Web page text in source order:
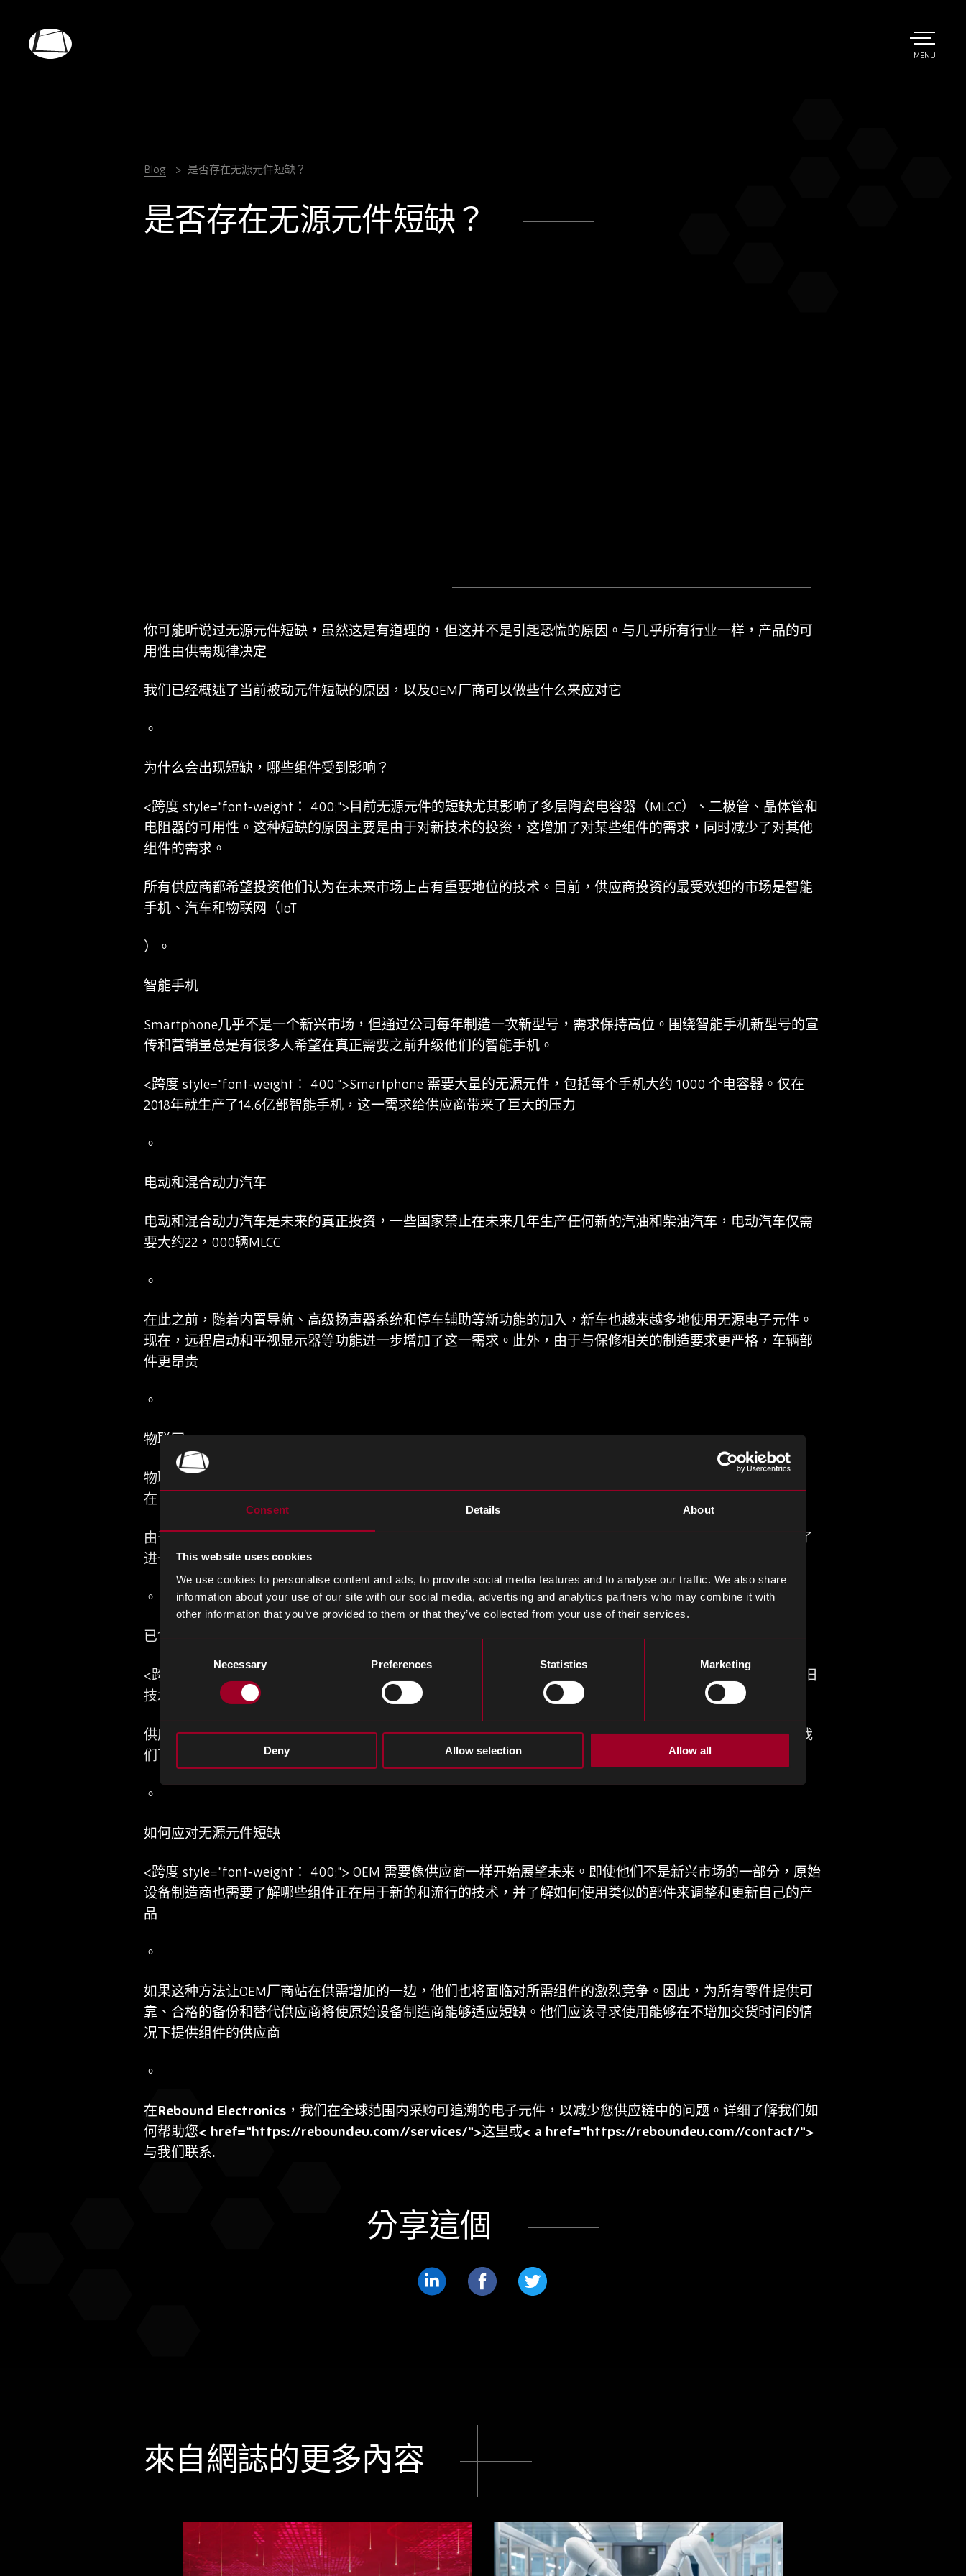
Consent Details About
This website uses cookies
We use cookies to personalise content and ads, to provide social media features and to analyse our traffic. We also share
information about your use of our site with our social media, advertising and analytics partners who may combine it with
other information that you’ve provided to them or that they’ve collected from your use of their services.
Necessary Preferences Statistics Marketing
Deny Allow selection Allow all
main
TOGGLE
MENU
Blog 是否存在无源元件短缺？
是否存在无源元件短缺？
你可能听说过无源元件短缺，虽然这是有道理的，但这并不是引起恐慌的原因。与几乎所有行业一样，产品的可
用性由供需规律决定
我们已经概述了当前被动元件短缺的原因，以及OEM厂商可以做些什么来应对它
。
为什么会出现短缺，哪些组件受到影响？
<跨度 style="font-weight： 400;">目前无源元件的短缺尤其影响了多层陶瓷电容器（MLCC）、二极管、晶体管和
电阻器的可用性。这种短缺的原因主要是由于对新技术的投资，这增加了对某些组件的需求，同时减少了对其他
组件的需求。
所有供应商都希望投资他们认为在未来市场上占有重要地位的技术。目前，供应商投资的最受欢迎的市场是智能
手机、汽车和物联网（IoT
）。
智能手机
Smartphone几乎不是一个新兴市场，但通过公司每年制造一次新型号，需求保持高位。围绕智能手机新型号的宣
传和营销量总是有很多人希望在真正需要之前升级他们的智能手机。
<跨度 style="font-weight： 400;">Smartphone 需要大量的无源元件，包括每个手机大约 1000 个电容器。仅在
2018年就生产了14.6亿部智能手机，这一需求给供应商带来了巨大的压力
。
电动和混合动力汽车
电动和混合动力汽车是未来的真正投资，一些国家禁止在未来几年生产任何新的汽油和柴油汽车，电动汽车仅需
要大约22，000辆MLCC
。
在此之前，随着内置导航、高级扬声器系统和停车辅助等新功能的加入，新车也越来越多地使用无源电子元件。
现在，远程启动和平视显示器等功能进一步增加了这一需求。此外，由于与保修相关的制造要求更严格，车辆部
件更昂贵
。
物联网
物联网市场也在快速增长，因为人们梦想着”智能家居”，它不仅仅是制作购物清单和播放音乐的语音助手。现
在，设备连接可用于供暖系统，照明等，预计到2020年将有204亿台物联网设备在流通。
由于所有这些设备都使用大量的电子元件，OEM厂商希望将尽可能多的设备转换为物联网兼容，这给市场带来了
进一步的压力，导致无源元件的短缺
。
已售出的组件
<跨样式="字体权重：400;">在这些领域的投资导致需求超过供应的情况。对必要部件的产量增加和竞争加剧，旧
技术中使用的部件价格上涨和产量减少。
供应商只会生产出他们实际期望销售的这些过时组件的数量，并且不会有盈余。因此，为了跟上市场的步伐，我
们可能会看到更多的OEM升级他们的技术，以使用更多也在新兴市场使用的新组件
。
如何应对无源元件短缺
<跨度 style="font-weight： 400;"> OEM 需要像供应商一样开始展望未来。即使他们不是新兴市场的一部分，原始
设备制造商也需要了解哪些组件正在用于新的和流行的技术，并了解如何使用类似的部件来调整和更新自己的产
品
。
如果这种方法让OEM厂商站在供需增加的一边，他们也将面临对所需组件的激烈竞争。因此，为所有零件提供可
靠、合格的备份和替代供应商将使原始设备制造商能够适应短缺。他们应该寻求使用能够在不增加交货时间的情
况下提供组件的供应商
。
在Rebound Electronics，我们在全球范围内采购可追溯的电子元件，以减少您供应链中的问题。详细了解我们如
何帮助您< href="https://reboundeu.com//services/">这里或< a href="https://reboundeu.com//contact/">
与我们联系.
分享這個
來自網誌的更多內容